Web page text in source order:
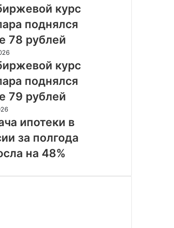
курс
поднялся
78 рублей
курс
поднялся
79 рублей
ипотеки в
за полгода
на 48%